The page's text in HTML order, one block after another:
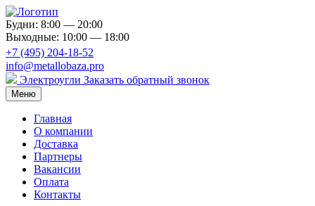
Будни: 8:00 — 20:00
Выходные: 10:00 — 18:00
+7 (495) 204-18-52
info@metallobaza.pro
Электроугли Заказать обратный звонок
Меню
Главная
О компании
Доставка
Партнеры
Вакансии
Оплата
Контакты